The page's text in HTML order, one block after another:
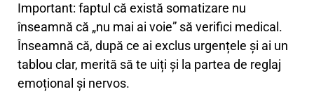
Important: faptul că există somatizare nu
înseamnă că „nu mai ai voie” să verifici medical.
Înseamnă că, după ce ai exclus urgențele și ai un
tablou clar, merită să te uiți și la partea de reglaj
emoțional și nervos.